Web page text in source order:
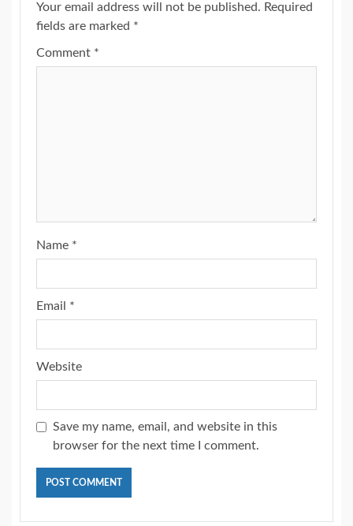
Your email address will not be published. Required
fields are marked *
Comment *
Name *
Email *
Website
Save my name, email, and website in this
browser for the next time I comment.